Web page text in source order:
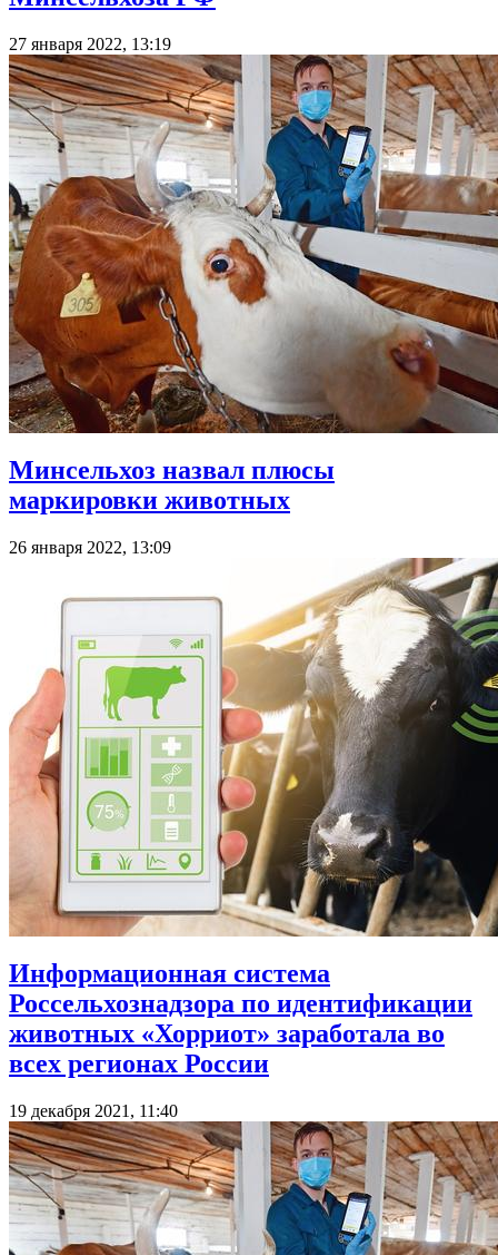
27 января 2022, 13:19
Минсельхоз назвал плюсы
маркировки животных
26 января 2022, 13:09
Информационная система
Россельхознадзора по идентификации
животных «Хорриот» заработала во
всех регионах России
19 декабря 2021, 11:40